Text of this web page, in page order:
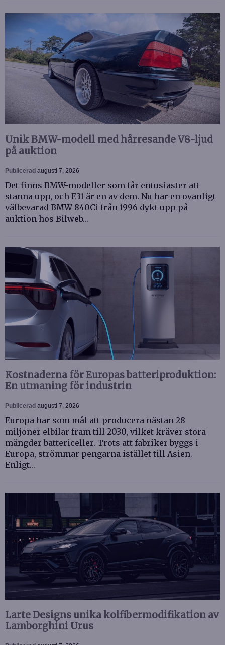
Unik BMW-modell med hårresande V8-ljud
på auktion
Publicerad augusti 7, 2026
Det finns BMW-modeller som får entusiaster att
stanna upp, och E31 är en av dem. Nu har en ovanligt
välbevarad BMW 840Ci från 1996 dykt upp på
auktion hos Bilweb…
Kostnaderna för Europas batteriproduktion:
En utmaning för industrin
Publicerad augusti 7, 2026
Europa har som mål att producera nästan 28
miljoner elbilar fram till 2030, vilket kräver stora
mängder battericeller. Trots att fabriker byggs i
Europa, strömmar pengarna istället till Asien.
Enligt…
Larte Designs unika kolfibermodifikation av
Lamborghini Urus